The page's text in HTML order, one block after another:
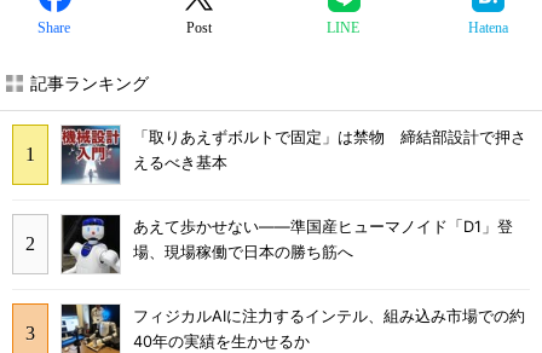
Share Post LINE Hatena
記事ランキング
「取りあえずボルトで固定」は禁物 締結部設計で押さ
えるべき基本
あえて歩かせない――準国産ヒューマノイド「D1」登
場、現場稼働で日本の勝ち筋へ
フィジカルAIに注力するインテル、組み込み市場での約
40年の実績を生かせるか